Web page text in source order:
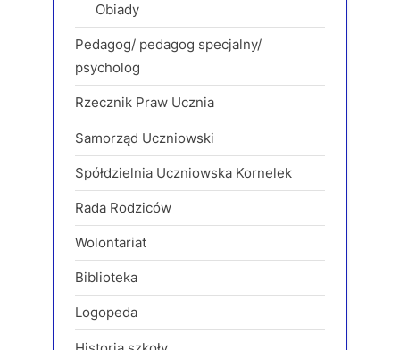
Obiady
Pedagog/ pedagog specjalny/
psycholog
Rzecznik Praw Ucznia
Samorząd Uczniowski
Spółdzielnia Uczniowska Kornelek
Rada Rodziców
Wolontariat
Biblioteka
Logopeda